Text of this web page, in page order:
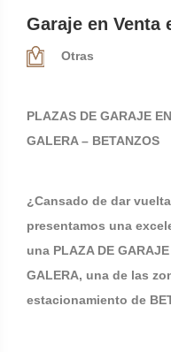
Garaje en Venta
Otras
PLAZAS DE GARAJE
GALERA – BETANZOS
¿Cansado de dar
presentamos una
una PLAZA DE
GALERA, una de las
estacionamiento de